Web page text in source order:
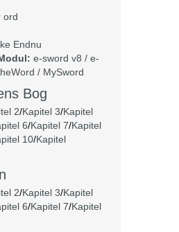
ord
Endnu
e-sword v8 / e-
/ MySword
Bog
2/Kapitel 3/Kapitel
6/Kapitel 7/Kapitel
10/Kapitel
2/Kapitel 3/Kapitel
6/Kapitel 7/Kapitel